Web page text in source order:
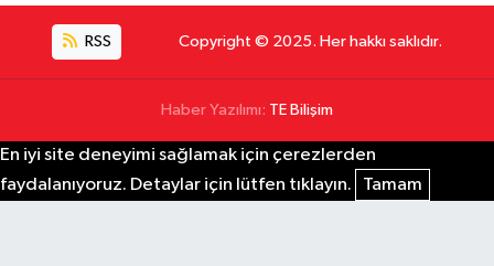
RSS Copyright © 2025. Her hakkı saklıdır.
Haber Yazılımı: TE Bilişim
En iyi site deneyimi sağlamak için çerezlerden
faydalanıyoruz. Detaylar için lütfen tıklayın.
Tamam